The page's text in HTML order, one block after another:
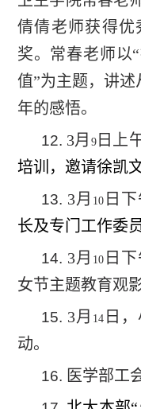
倩倩老师获得优
奖。常春老师以
值”为主题，讲
年的感悟。
12. 3月 9日上
培训，邀请徐凯
13. 3月 10 日
长及专门工作委
14. 3月 10 日
女节主题教育观
15. 3月 14 日
动。
16. 医学部工